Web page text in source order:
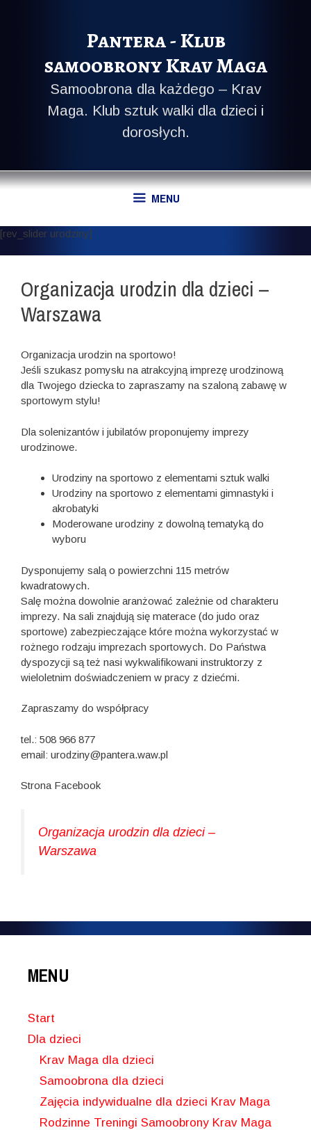
Pantera - Klub
samoobrony Krav Maga
Samoobrona dla każdego – Krav
Maga. Klub sztuk walki dla dzieci i
dorosłych.
MENU
[rev_slider urodziny]
Organizacja urodzin dla dzieci –
Warszawa
Organizacja urodzin na sportowo!
Jeśli szukasz pomysłu na atrakcyjną imprezę urodzinową
dla Twojego dziecka to zapraszamy na szaloną zabawę w
sportowym stylu!
Dla solenizantów i jubilatów proponujemy imprezy
urodzinowe.
Urodziny na sportowo z elementami sztuk walki
Urodziny na sportowo z elementami gimnastyki i
akrobatyki
Moderowane urodziny z dowolną tematyką do
wyboru
Dysponujemy salą o powierzchni 115 metrów
kwadratowych.
Salę można dowolnie aranżować zależnie od charakteru
imprezy. Na sali znajdują się materace (do judo oraz
sportowe) zabezpieczające które można wykorzystać w
rożnego rodzaju imprezach sportowych. Do Państwa
dyspozycji są też nasi wykwalifikowani instruktorzy z
wieloletnim doświadczeniem w pracy z dziećmi.
Zapraszamy do współpracy
tel.: 508 966 877
email: urodziny@pantera.waw.pl
Strona Facebook
Organizacja urodzin dla dzieci –
Warszawa
MENU
Start
Dla dzieci
Krav Maga dla dzieci
Samoobrona dla dzieci
Zajęcia indywidualne dla dzieci Krav Maga
Rodzinne Treningi Samoobrony Krav Maga